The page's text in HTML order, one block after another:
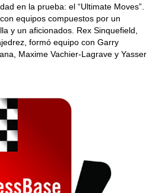
en la prueba: el “Ultimate Moves”.
equipos compuestos por un
y un aficionados. Rex Sinquefield,
formó equipo con Garry
Maxime Vachier-Lagrave y Yasser